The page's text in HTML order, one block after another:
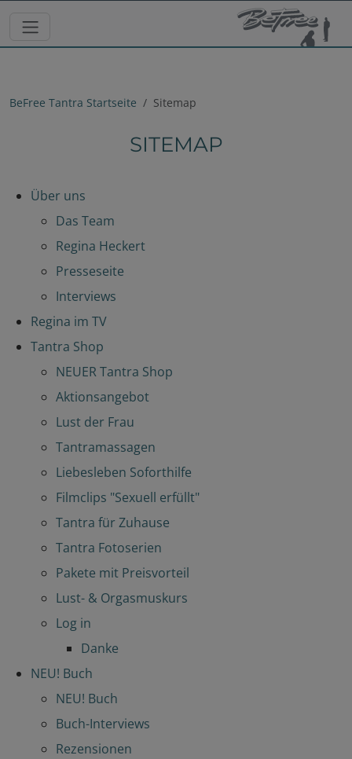
BeFree Tantra Startseite Sitemap
SITEMAP
Über uns
Das Team
Regina Heckert
Presseseite
Interviews
Regina im TV
Tantra Shop
NEUER Tantra Shop
Aktionsangebot
Lust der Frau
Tantramassagen
Liebesleben Soforthilfe
Filmclips "Sexuell erfüllt"
Tantra für Zuhause
Tantra Fotoserien
Pakete mit Preisvorteil
Lust- & Orgasmuskurs
Log in
Danke
NEU! Buch
NEU! Buch
Buch-Interviews
Rezensionen